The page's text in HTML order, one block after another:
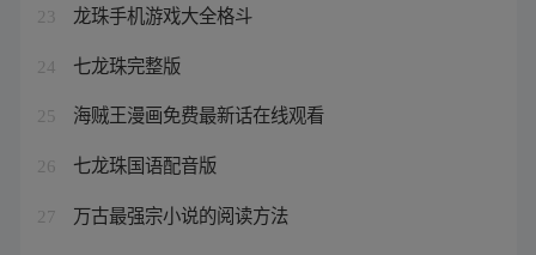
23 龙珠手机游戏大全格斗
24 七龙珠完整版
25 海贼王漫画免费最新话在线观看
26 七龙珠国语配音版
27
万古最强宗小说的阅读方法